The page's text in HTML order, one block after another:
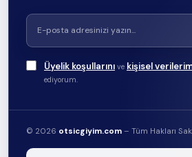
Üyelik koşullarını ve kişisel
ediyorum.
© 2026 otsicgiyim.com – Tüm Hakları